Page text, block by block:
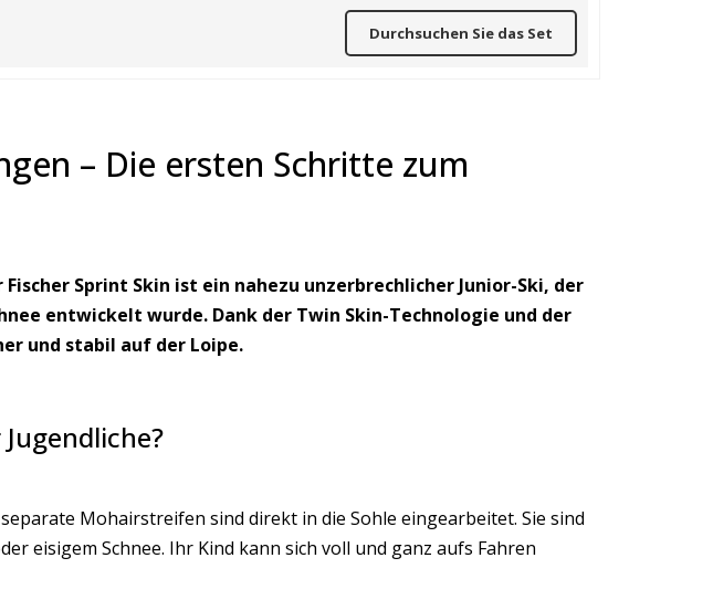
Durchsuchen Sie das Set
– Die ersten Schritte zum
Sprint Skin ist ein nahezu unzerbrechlicher Junior-Ski, der
entwickelt wurde. Dank der Twin Skin-Technologie und der
und stabil auf der Loipe.
Mohairstreifen sind direkt in die Sohle eingearbeitet. Sie sind
eisigem Schnee. Ihr Kind kann sich voll und ganz aufs Fahren